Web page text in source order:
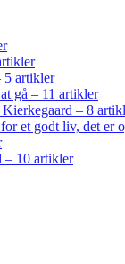
5 artikler
gå – 11 artikler
– 8
et godt liv, det er
– 10 artikler